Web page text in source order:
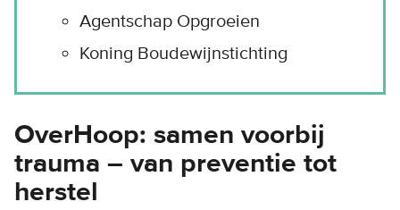
Agentschap Opgroeien
Koning Boudewijnstichting
OverHoop: samen voorbij
trauma – van preventie tot
herstel